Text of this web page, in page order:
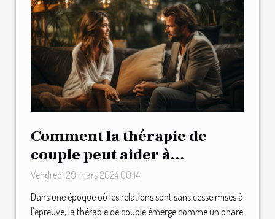
Comment la thérapie de
couple peut aider à
surmonter les crises
conjugales
Vendredi 29 mars 2024 00:14
Dans une époque où les relations sont sans cesse mises à
l'épreuve, la thérapie de couple émerge comme un phare